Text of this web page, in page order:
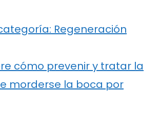
Regeneración
cómo prevenir y tratar la
morderse la boca por